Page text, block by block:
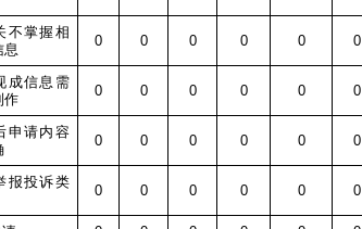
不掌握相
息
0 0 0 0 0 0
成信息需
作
0 0 0 0 0 0
申请内容
0 0 0 0 0 0
报投诉类
0 0 0 0 0 0